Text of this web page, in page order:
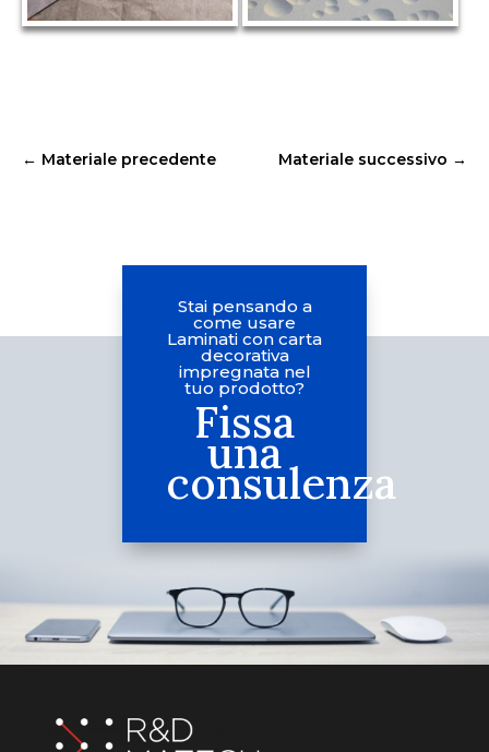
← Materiale precedente Materiale successivo →
Stai pensando a
come usare
Laminati con carta
decorativa
impregnata nel
tuo prodotto?
Fissa
una
consulenza